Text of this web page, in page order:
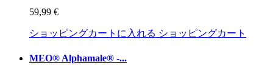
59,99 €
ショッピングカートに入れる ショッピングカート
MEO® Alphamale® -...